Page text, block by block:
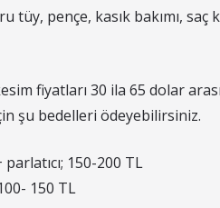
tüy, pençe, kasık bakımı,
fiyatları 30 ila 65 dolar
şu bedelleri ödeyebilirsiniz.
150-200 TL
150 TL